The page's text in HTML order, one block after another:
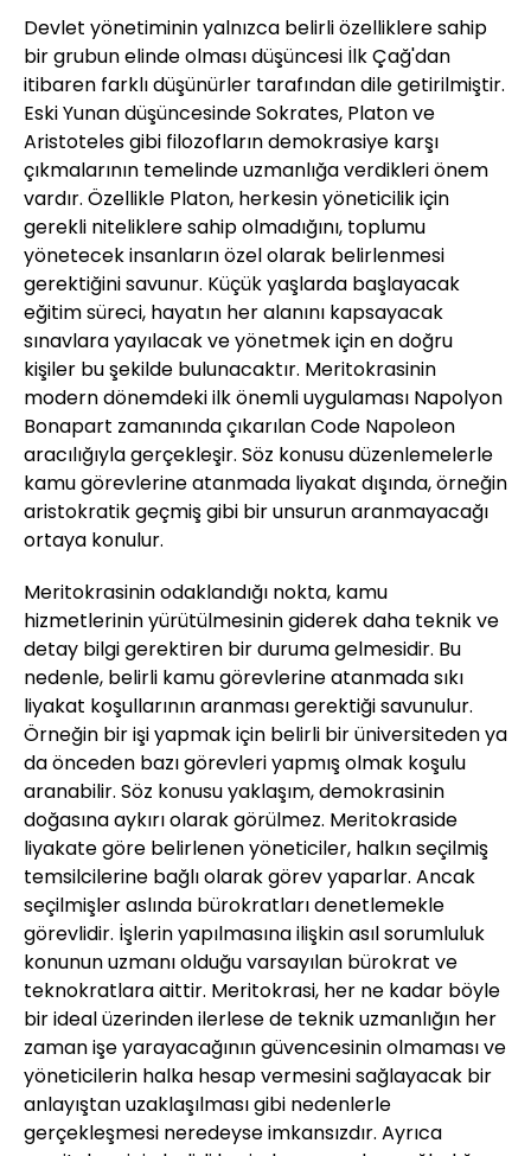
Devlet yönetiminin yalnızca belirli özelliklere sahip
bir grubun elinde olması düşüncesi İlk Çağ'dan
itibaren farklı düşünürler tarafından dile getirilmiştir.
Eski Yunan düşüncesinde Sokrates, Platon ve
Aristoteles gibi filozofların demokrasiye karşı
çıkmalarının temelinde uzmanlığa verdikleri önem
vardır. Özellikle Platon, herkesin yöneticilik için
gerekli niteliklere sahip olmadığını, toplumu
yönetecek insanların özel olarak belirlenmesi
gerektiğini savunur. Küçük yaşlarda başlayacak
eğitim süreci, hayatın her alanını kapsayacak
sınavlara yayılacak ve yönetmek için en doğru
kişiler bu şekilde bulunacaktır. Meritokrasinin
modern dönemdeki ilk önemli uygulaması Napolyon
Bonapart zamanında çıkarılan Code Napoleon
aracılığıyla gerçekleşir. Söz konusu düzenlemelerle
kamu görevlerine atanmada liyakat dışında, örneğin
aristokratik geçmiş gibi bir unsurun aranmayacağı
ortaya konulur.
Meritokrasinin odaklandığı nokta, kamu
hizmetlerinin yürütülmesinin giderek daha teknik ve
detay bilgi gerektiren bir duruma gelmesidir. Bu
nedenle, belirli kamu görevlerine atanmada sıkı
liyakat koşullarının aranması gerektiği savunulur.
Örneğin bir işi yapmak için belirli bir üniversiteden ya
da önceden bazı görevleri yapmış olmak koşulu
aranabilir. Söz konusu yaklaşım, demokrasinin
doğasına aykırı olarak görülmez. Meritokraside
liyakate göre belirlenen yöneticiler, halkın seçilmiş
temsilcilerine bağlı olarak görev yaparlar. Ancak
seçilmişler aslında bürokratları denetlemekle
görevlidir. İşlerin yapılmasına ilişkin asıl sorumluluk
konunun uzmanı olduğu varsayılan bürokrat ve
teknokratlara aittir. Meritokrasi, her ne kadar böyle
bir ideal üzerinden ilerlese de teknik uzmanlığın her
zaman işe yarayacağının güvencesinin olmaması ve
yöneticilerin halka hesap vermesini sağlayacak bir
anlayıştan uzaklaşılması gibi nedenlerle
gerçekleşmesi neredeyse imkansızdır. Ayrıca